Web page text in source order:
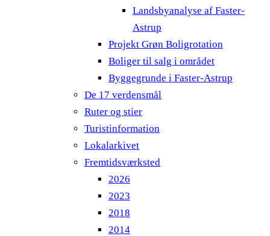
Landsbyanalyse af Faster-
Astrup
Projekt Grøn Boligrotation
Boliger til salg i området
Byggegrunde i Faster-Astrup
De 17 verdensmål
Ruter og stier
Turistinformation
Lokalarkivet
Fremtidsværksted
2026
2023
2018
2014